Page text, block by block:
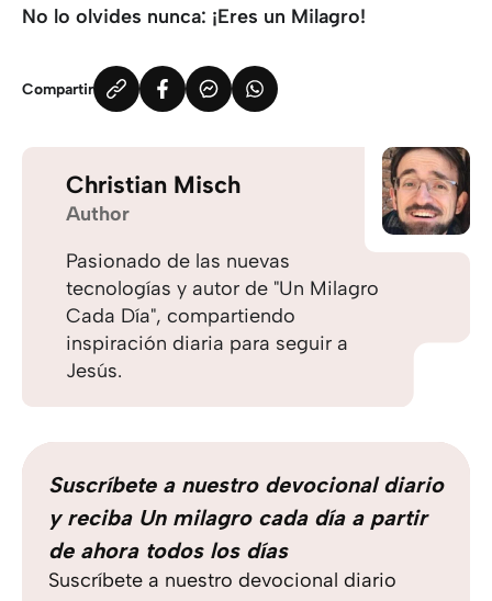
No lo olvides nunca: ¡Eres un Milagro!
Compartir
Christian Misch
Author
Pasionado de las nuevas
tecnologías y autor de "Un Milagro
Cada Día", compartiendo
inspiración diaria para seguir a
Jesús.
Suscríbete a nuestro devocional diario
y reciba Un milagro cada día a partir
de ahora todos los días
Suscríbete a nuestro devocional diario